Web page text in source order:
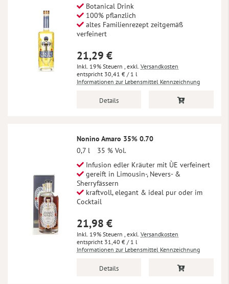
Botanical Drink
100% pflanzlich
altes Familienrezept zeitgemäß
verfeinert
21,29 €
Inkl. 19% Steuern , exkl. Versandkosten
30,41 € / 1 l
Informationen zur Lebensmittel Kennzeichnung
Details
Nonino Amaro 35% 0.70
0,7 l
35 % Vol.
Infusion edler Kräuter mit ÙE verfeinert
gereift in Limousin-, Nevers- &
Sherryfässern
kraftvoll, elegant & ideal pur oder im
Cocktail
21,98 €
Inkl. 19% Steuern , exkl. Versandkosten
31,40 € / 1 l
Informationen zur Lebensmittel Kennzeichnung
Details